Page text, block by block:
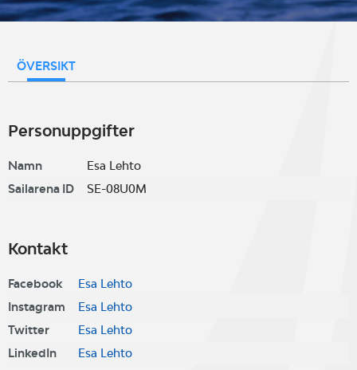
ÖVERSIKT
Personuppgifter
Namn
Esa Lehto
Sailarena ID
SE-08U0M
Kontakt
Facebook
Esa Lehto
Instagram
Esa Lehto
Twitter
Esa Lehto
LinkedIn
Esa Lehto